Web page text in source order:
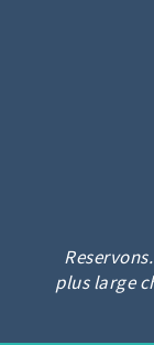
plus large